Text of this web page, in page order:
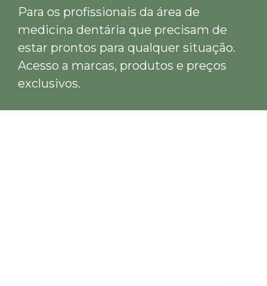
Para os profissionais da área de
medicina dentária que precisam de
estar prontos para qualquer situação.
Acesso a marcas, produtos e preços
exclusivos.